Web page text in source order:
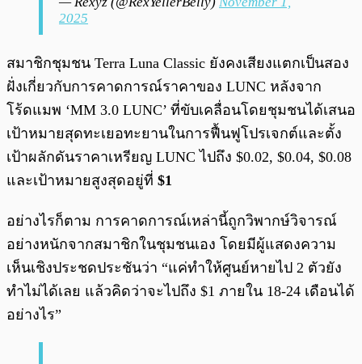
2025
สมาชิกชุมชน Terra Luna Classic ยังคงเสียงแตกเป็นสอง
ฝั่งเกี่ยวกับการคาดการณ์ราคาของ LUNC หลังจาก
โร้ดแมพ ‘MM 3.0 LUNC’ ที่ขับเคลื่อนโดยชุมชนได้เสนอ
เป้าหมายสุดทะเยอทะยานในการฟื้นฟูโปรเจกต์และตั้ง
เป้าผลักดันราคาเหรียญ LUNC ไปถึง $0.02, $0.04, $0.08
และเป้าหมายสูงสุดอยู่ที่ $1
อย่างไรก็ตาม การคาดการณ์เหล่านี้ถูกวิพากษ์วิจารณ์
อย่างหนักจากสมาชิกในชุมชนเอง โดยมีผู้แสดงความ
เห็นเชิงประชดประชันว่า “แค่ทำให้ศูนย์หายไป 2 ตัวยัง
ทำไม่ได้เลย แล้วคิดว่าจะไปถึง $1 ภายใน 18-24 เดือนได้
อย่างไร”